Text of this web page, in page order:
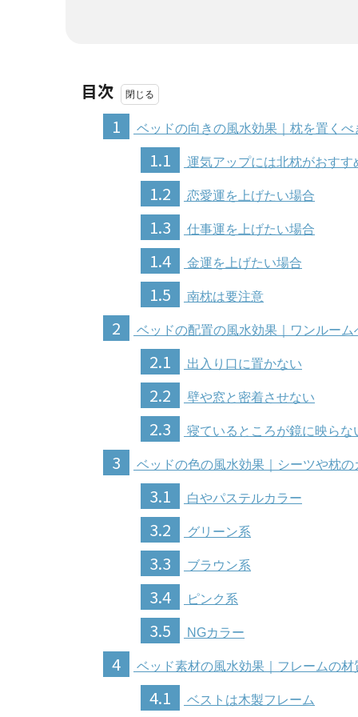
目次
1
ベッドの向きの風水効果｜枕を置くべ
1.1 運気アップには北枕がおすす
1.2 恋愛運を上げたい場合
1.3 仕事運を上げたい場合
1.4 金運を上げたい場合
1.5 南枕は要注意
2 ベッドの配置の風水効果｜ワンルーム
2.1 出入り口に置かない
2.2 壁や窓と密着させない
2.3 寝ているところが鏡に映らな
3 ベッドの色の風水効果｜シーツや枕の
3.1 白やパステルカラー
3.2 グリーン系
3.3 ブラウン系
3.4 ピンク系
3.5 NGカラー
4 ベッド素材の風水効果｜フレームの材
4.1 ベストは木製フレーム